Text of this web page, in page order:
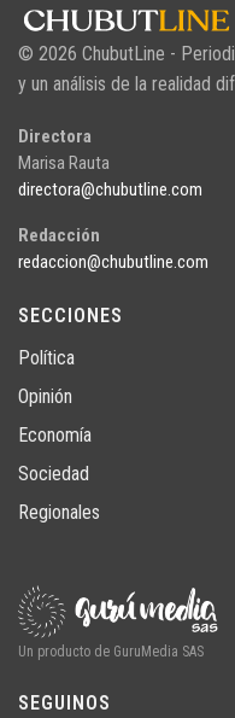
© 2026 ChubutLine -
y un análisis de la realidad
Directora
Marisa Rauta
directora@chubutline.com
Redacción
redaccion@chubutline.com
SECCIONES
Política
Opinión
Economía
Sociedad
Regionales
Un producto de GuruMedia SAS
SEGUINOS